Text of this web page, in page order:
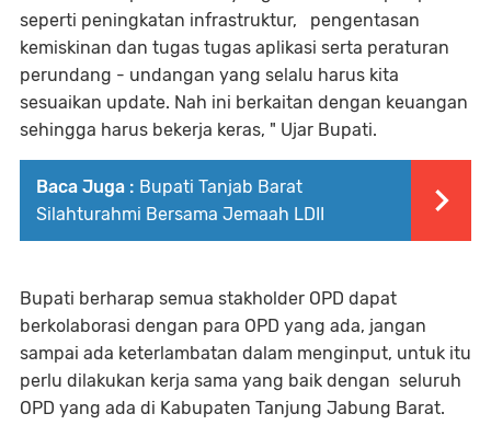
seperti peningkatan infrastruktur, pengentasan
kemiskinan dan tugas tugas aplikasi serta peraturan
perundang - undangan yang selalu harus kita
sesuaikan update. Nah ini berkaitan dengan keuangan
sehingga harus bekerja keras, " Ujar Bupati.
Baca Juga : Bupati Tanjab Barat
Silahturahmi Bersama Jemaah LDII
Bupati berharap semua stakholder OPD dapat
berkolaborasi dengan para OPD yang ada, jangan
sampai ada keterlambatan dalam menginput, untuk itu
perlu dilakukan kerja sama yang baik dengan seluruh
OPD yang ada di Kabupaten Tanjung Jabung Barat.